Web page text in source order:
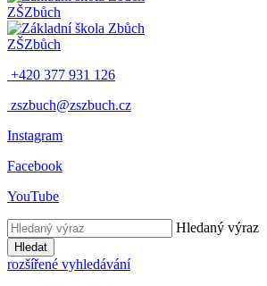
ZŠZbůch
ZŠZbůch
+420 377 931 126
zszbuch@zszbuch.cz
Instagram
Facebook
YouTube
Hledaný výraz
Hledat
rozšířené vyhledávání